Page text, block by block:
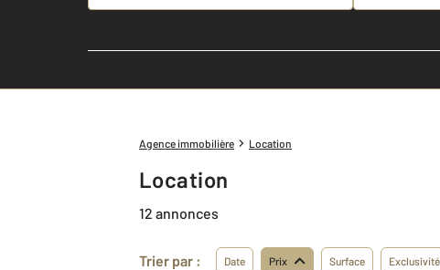
Agence immobilière Location
Location
12 annonces
Trier par : Date Prix Surface Exclusivité